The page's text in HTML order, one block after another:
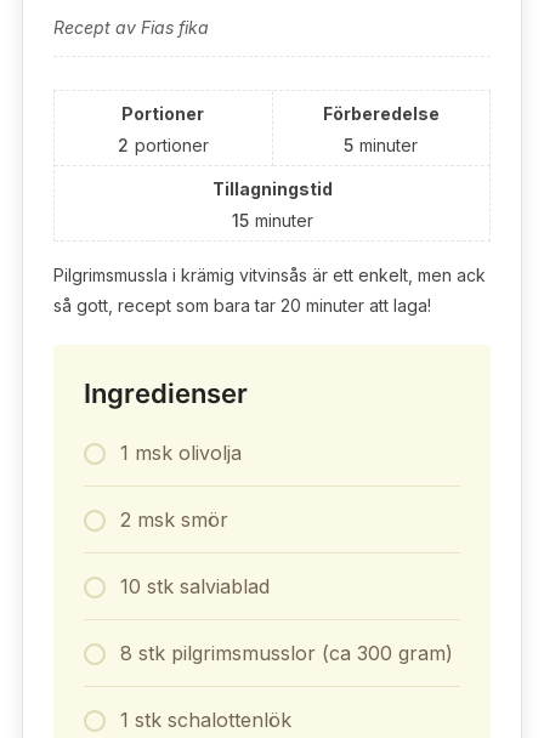
Recept av Fias fika
Portioner
2 portioner
Förberedelse
5 minuter
Tillagningstid
15 minuter
Pilgrimsmussla i krämig vitvinsås är ett enkelt, men ack
så gott, recept som bara tar 20 minuter att laga!
Ingredienser
1 msk olivolja
2 msk smör
10 stk salviablad
8 stk pilgrimsmusslor (ca 300 gram)
1 stk schalottenlök